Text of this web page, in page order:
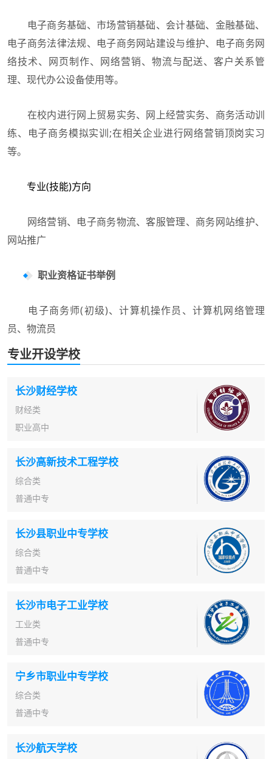
电子商务基础、市场营销基础、会计基础、金融基础、
电子商务法律法规、电子商务网站建设与维护、电子商务网
络技术、网页制作、网络营销、物流与配送、客户关系管
理、现代办公设备使用等。
在校内进行网上贸易实务、网上经营实务、商务活动训
练、电子商务模拟实训;在相关企业进行网络营销顶岗实习
等。
专业(技能)方向
网络营销、电子商务物流、客服管理、商务网站维护、
网站推广
职业资格证书举例
电子商务师(初级)、计算机操作员、计算机网络管理
员、物流员
专业开设学校
长沙财经学校
财经类
职业高中
长沙高新技术工程学校
综合类
普通中专
长沙县职业中专学校
综合类
普通中专
长沙市电子工业学校
工业类
普通中专
宁乡市职业中专学校
综合类
普通中专
长沙航天学校